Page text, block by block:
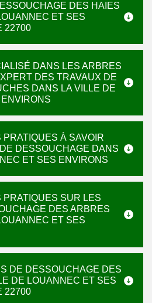
DES HAIES
ET SES
22700
DANS LES ARBRES
DES TRAVAUX DE
DANS LA VILLE DE
PRATIQUES À SAVOIR
DESSOUCHAGE DANS
ET SES ENVIRONS
PRATIQUES SUR LES
DES ARBRES
ET SES
DE DESSOUCHAGE DES
DE LOUANNEC ET SES
22700